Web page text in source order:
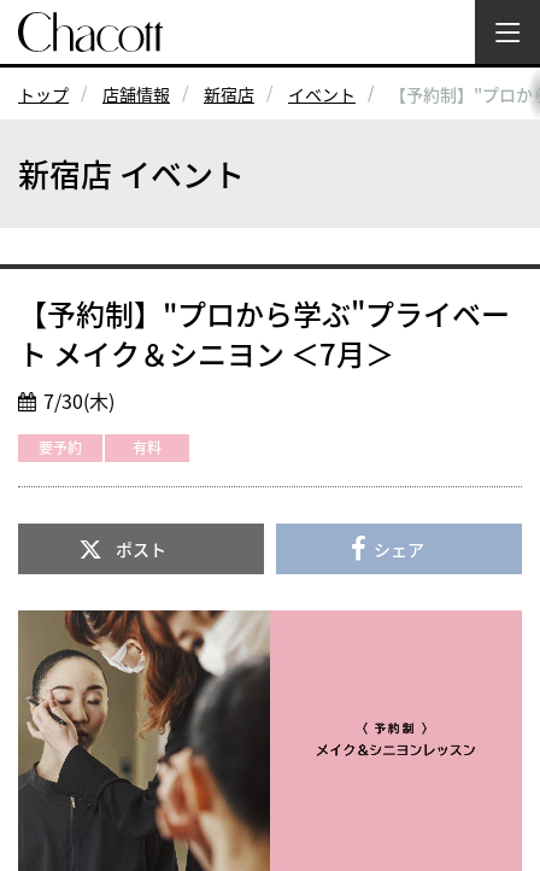
トップ 店舗情報 新宿店 イベント 【予約制】"プロ
新宿店 イベント
【予約制】"プロから学ぶ"プライベー
ト メイク＆シニヨン ＜7月＞
7/30(木)
要予約 有料
ポスト シェア